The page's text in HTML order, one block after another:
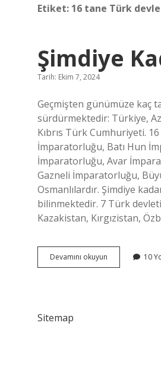
Etiket: 16 tane Türk
Şimdiye
Tarih: Ekim 7, 2024
Geçmişten günümüze kaç
sürdürmektedir: Türkiye,
Kıbrıs Türk Cumhuriyeti.
İmparatorluğu, Batı Hun
İmparatorluğu, Avar
Gazneli İmparatorluğu,
Osmanlılardır. Şimdiye
bilinmektedir. 7 Türk
Kazakistan, Kırgızistan,
Devamını okuyun Şimdiye
Kadar
10
Sitemap